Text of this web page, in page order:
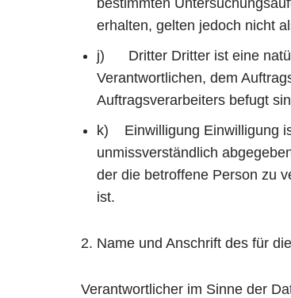
bestimmten
erhalten, gelten jedoch nicht
j) Dritter Dritter ist eine
Verantwortlichen, dem
Auftragsverarbeiters befugt
k) Einwilligung Einwilligung
unmissverständlich
der die betroffene Person zu
ist.
2. Name und Anschrift des für
Verantwortlicher im Sinne der